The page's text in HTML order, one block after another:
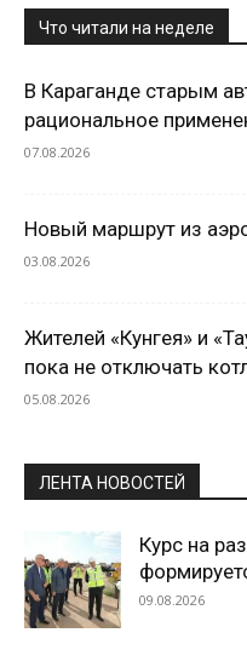
Что читали на неделе
В Караганде старым
рациональное
07.08.2026
Новый маршрут из
03.08.2026
Жителей «Кунгея» и
пока не отключать
05.08.2026
ЛЕНТА НОВОСТЕЙ
Курс на
09.08.2026